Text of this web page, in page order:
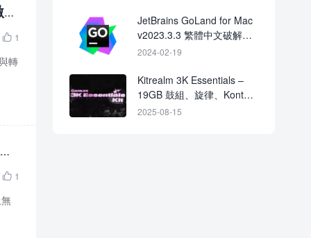
 1
轉
 1
JetBrains GoLand for Mac
v2023.3.3 繁體中文破解版
下載 crack
2024-02-19
Kitrealm 3K Essentials –
19GB 鼓組、旋律、Kontakt
樂器與製作工具全集
2025-08-15